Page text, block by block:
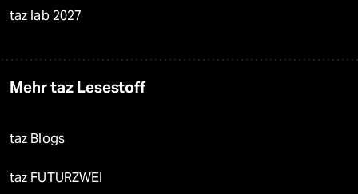
taz lab 2027
Mehr taz Lesestoff
taz Blogs
taz FUTURZWEI